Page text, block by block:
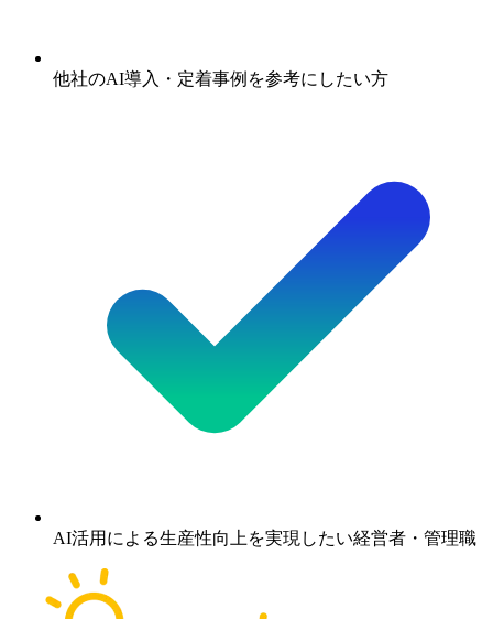
他社のAI導入・定着事例を参考にしたい方
AI活用による生産性向上を実現したい経営者・管理職